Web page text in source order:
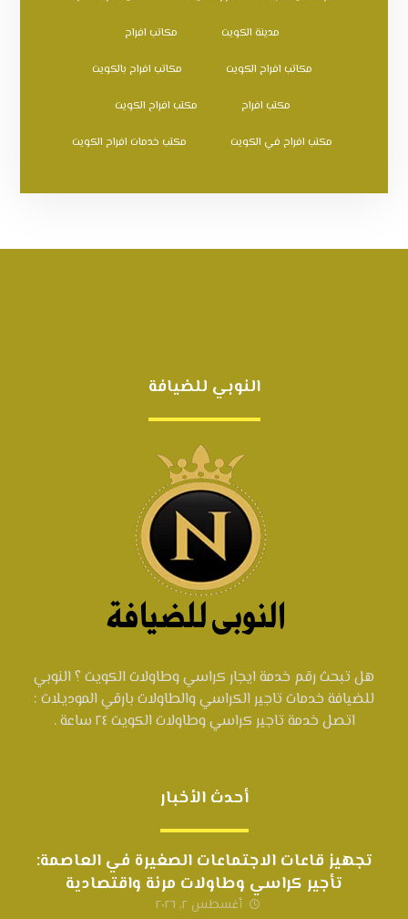
مدينة الكويت مكاتب افراح
مكاتب افراح الكويت مكاتب افراح بالكويت
مكتب افراح مكتب افراح الكويت
مكتب افراح في الكويت مكتب خدمات افراح الكويت
النوبي للضيافة
هل تبحث رقم خدمة ايجار كراسي وطاولات الكويت ؟ النوبي
للضيافة خدمات تاجير الكراسي والطاولات بارقي الموديلات :
اتصل خدمة تاجير كراسي وطاولات الكويت ٢٤ ساعة .
أحدث الأخبار
تجهيز قاعات الاجتماعات الصغيرة في العاصمة:
تأجير كراسي وطاولات مرنة واقتصادية
أغسطس ٢, ٢٠٢٦